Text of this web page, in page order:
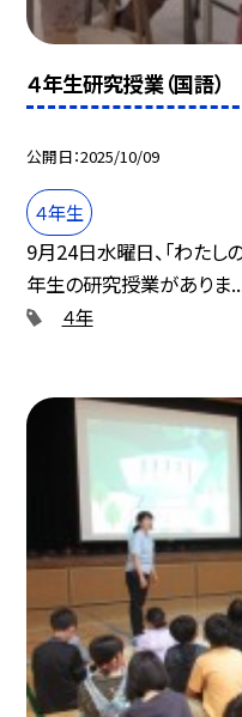
４年生研究授業（国語）
公開日 2025/10/09
４年生
9月24日水曜日、「わたし
年生の研究授業がありま
４年